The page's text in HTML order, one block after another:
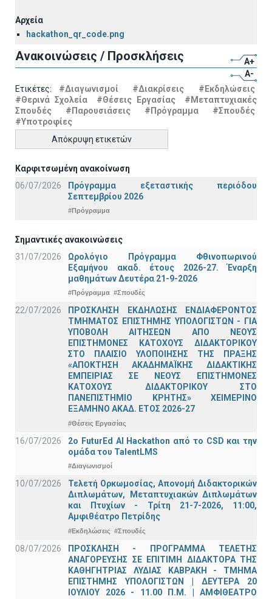
Αρχεία
hackathon_qr_code.png
Ανακοινώσεις / Προσκλήσεις
A+
A-
Ετικέτες: #Διαγωνισμοί #Διακρίσεις
#Εκδηλώσεις
#Θερινά Σχολεία
#Θέσεις Εργασίας
#Μεταπτυχιακές
Σπουδές
#Παρουσιάσεις #Πρόγραμμα
#Σπουδές
#Υποτροφίες
Απόκρυψη ετικετών
Καρφιτσωμένη ανακοίνωση
06/07/2026
Πρόγραμμα εξεταστικής περιόδου
Σεπτεμβρίου 2026
#Πρόγραμμα
Σημαντικές ανακοινώσεις
31/07/2026
Ωρολόγιο Πρόγραμμα Φθινοπωρινού
Εξαμήνου ακαδ. έτους 2026-27. Έναρξη
μαθημάτων Δευτέρα 21-9-2026
#Πρόγραμμα #Σπουδές
22/07/2026
ΠΡΟΣΚΛΗΣΗ ΕΚΔΗΛΩΣΗΣ ΕΝΔΙΑΦΕΡΟΝΤΟΣ
ΤΜΗΜΑΤΟΣ ΕΠΙΣΤΗΜΗΣ ΥΠΟΛΟΓΙΣΤΩΝ - ΓΙΑ
ΥΠΟΒΟΛΗ ΑΙΤΗΣΕΩΝ ΑΠΟ ΝΕΟΥΣ
ΕΠΙΣΤΗΜΟΝΕΣ ΚΑΤΟΧΟΥΣ ΔΙΔΑΚΤΟΡΙΚΟΥ
ΣΤΟ ΠΛΑΙΣΙΟ ΥΛΟΠΟΙΗΣΗΣ ΤΗΣ ΠΡΑΞΗΣ
«ΑΠΟΚΤΗΣΗ ΑΚΑΔΗΜΑΪΚΗΣ ΔΙΔΑΚΤΙΚΗΣ
ΕΜΠΕΙΡΙΑΣ ΣΕ ΝΕΟΥΣ ΕΠΙΣΤΗΜΟΝΕΣ
ΚΑΤΟΧΟΥΣ ΔΙΔΑΚΤΟΡΙΚΟΥ ΣΤΟ
ΠΑΝΕΠΙΣΤΗΜΙΟ ΚΡΗΤΗΣ» ΧΕΙΜΕΡΙΝΟ
ΕΞΑΜΗΝΟ ΑΚΑΔ. ΕΤΟΣ 2026-27
#Θέσεις Εργασίας
16/07/2026
2o FuturEd AI Hackathon από το CSD και την
ομάδα του TalentLMS
#Διαγωνισμοί
10/07/2026
Τελετή Ορκωμοσίας, Απονομή Διδακτορικών
Διπλωμάτων, Μεταπτυχιακών Διπλωμάτων
και Πτυχίων - Τρίτη 21-7-2026, 11:00,
Αμφιθέατρο Πετρίδης
#Εκδηλώσεις #Σπουδές
08/07/2026
ΠΡΟΣΚΛΗΣΗ - ΠΡΟΓΡΑΜΜΑ ΤΕΛΕΤΗΣ
ΑΝΑΓΟΡΕΥΣΗΣ ΣΕ ΕΠΙΤΙΜΗ ΔΙΔΑΚΤΟΡΑ ΤΗΣ
ΚΑΘΗΓΗΤΡΙΑΣ ΛΥΔΙΑΣ ΚΑΒΡΑΚΗ - ΤΜΗΜΑ
ΕΠΙΣΤΗΜΗΣ ΥΠΟΛΟΓΙΣΤΩΝ | ΔΕΥΤΕΡΑ 20
ΙΟΥΛΙΟΥ 2026 - 11.00 Π.Μ. | ΑΜΦΙΘΕΑΤΡΟ